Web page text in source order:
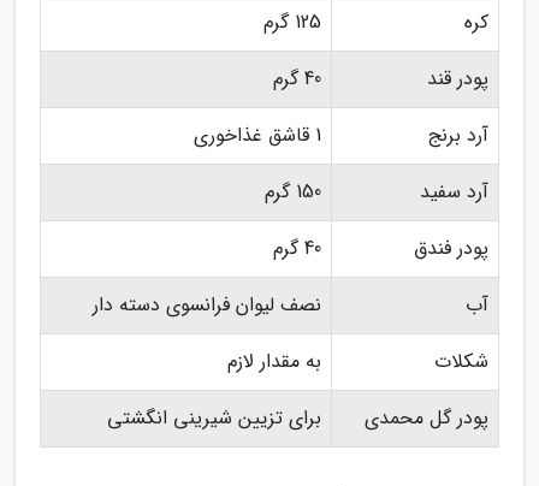
کره
125 گرم
پودر قند
40 گرم
آرد برنج
1 قاشق غذاخوری
آرد سفید
150 گرم
پودر فندق
40 گرم
آب
نصف لیوان فرانسوی دسته دار
شکلات
به مقدار لازم
پودر گل محمدی
برای تزیین شیرینی انگشتی